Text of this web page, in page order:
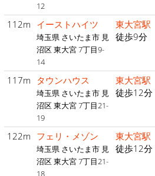
12
112m イーストハイツ
埼玉県 さいたま市 見
沼区 東大宮 7丁目9-
14
東大宮駅
徒歩9分
117m タウンハウス
埼玉県 さいたま市 見
沼区 東大宮 7丁目21-
19
東大宮駅
徒歩12分
122m フェリ・メゾン
埼玉県 さいたま市 見
沼区 東大宮 7丁目21-
東大宮駅
徒歩12分